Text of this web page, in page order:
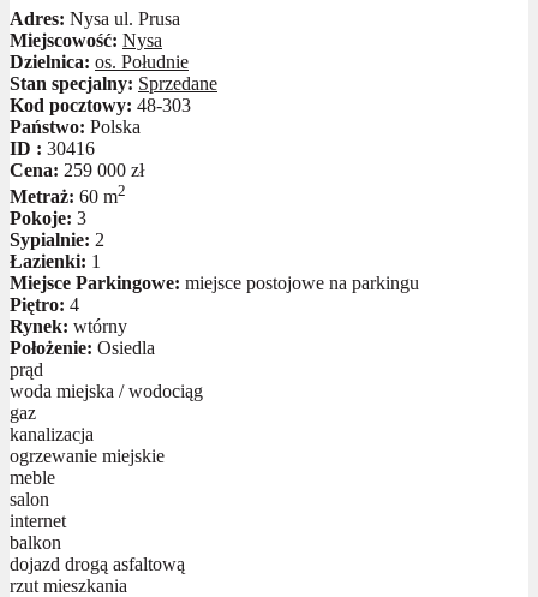
Adres: Nysa ul. Prusa
Miejscowość: Nysa
Dzielnica: os. Południe
Stan specjalny: Sprzedane
Kod pocztowy: 48-303
Państwo: Polska
ID : 30416
Cena: 259 000 zł
Metraż: 60 m2
Pokoje: 3
Sypialnie: 2
Łazienki: 1
Miejsce Parkingowe: miejsce postojowe na parkingu
Piętro: 4
Rynek: wtórny
Położenie: Osiedla
prąd
woda miejska / wodociąg
gaz
kanalizacja
ogrzewanie miejskie
meble
salon
internet
balkon
dojazd drogą asfaltową
rzut mieszkania